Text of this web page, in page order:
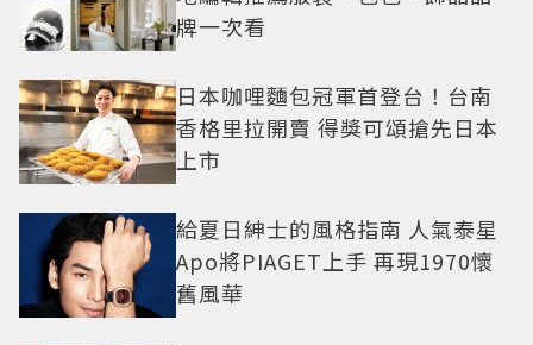
牌一次看
日本咖哩麵包冠軍首登台！台南
香格里拉開賣 得獎可頌搶先日本
上市
給夏日紳士的風格指南 人氣泰星
Apo將PIAGET上手 再現1970懷
舊風華